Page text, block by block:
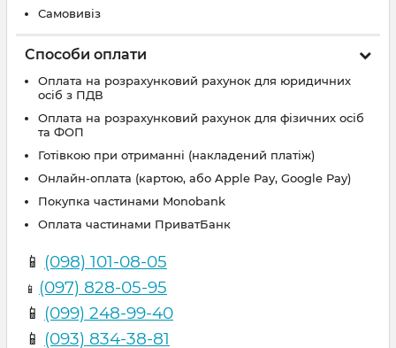
Самовивіз
Способи оплати
Оплата на розрахунковий рахунок для юридичних
осіб з ПДВ
Оплата на розрахунковий рахунок для фізичних осіб
та ФОП
Готівкою при отриманні (накладений платіж)
Онлайн-оплата (картою, або Apple Pay, Google Pay)
Покупка частинами Monobank
Оплата частинами ПриватБанк
📱 (098) 101-08-05
📱 (097) 828-05-95
📱 (099) 248-99-40
📱 (093) 834-38-81